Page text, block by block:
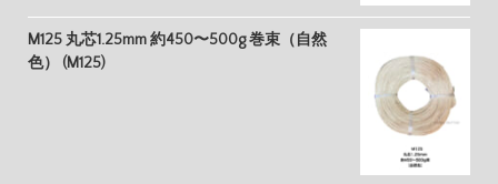
M125 丸芯1.25mm 約450〜500g 巻束（自然
色） (M125)